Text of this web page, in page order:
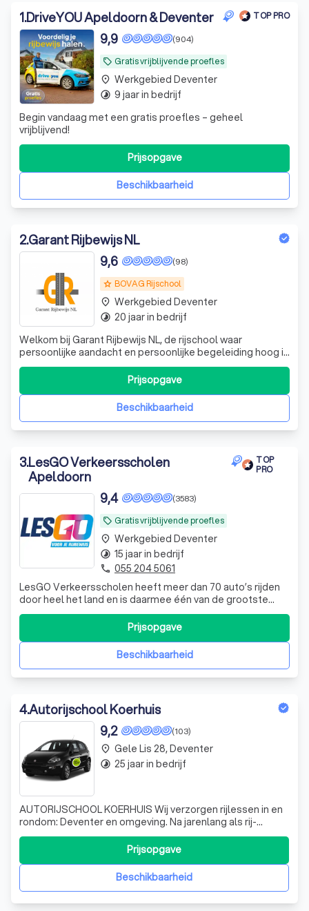
1.DriveYOU Apeldoorn & Deventer TOP PRO
local_offer Gratis vrijblijvende proefles
(904)
9,9
Begin vandaag met een gratis proefles – geheel
vrijblijvend!
Beschikbaarheid
Prijsopgave
place Werkgebied Deventer
timelapse 9 jaar in bedrijf
2.Garant Rijbewijs NL
grade BOVAG Rijschool
(98)
9,6
Welkom bij Garant Rijbewijs NL, de rijschool waar
persoonlijke aandacht en persoonlijke begeleiding hoog in
het vaandel staan! Waarschijnlijk wil je over een tijdje gaan
genieten van de vele mogelijkheden die het rijbewijs je te
bieden heeft. Wij verzorgen sinds 2005 de rijlessen voor
de categorie
Beschikbaarheid
Prijsopgave
place Werkgebied Deventer
timelapse 20 jaar in bedrijf
3.LesGO Verkeersscholen
Apeldoorn
TOP
PRO
local_offer Gratis vrijblijvende proefles
(3583)
9,4
LesGO Verkeersscholen heeft meer dan 70 auto’s rijden
door heel het land en is daarmee één van de grootste
rijscholen van Nederland. Het is daarom niet voor niets dat
LesGO Verkeerscholen duizenden mensen opleidt voor
hun rijbewijs! Wij onderscheiden ons door: - een
gegarandeerde hoge kwaliteit le
Beschikbaarheid
Prijsopgave
place Werkgebied Deventer
timelapse 15 jaar in bedrijf
phone 055 204 5061
4.Autorijschool Koerhuis
(103)
9,2
AUTORIJSCHOOL KOERHUIS Wij verzorgen rijlessen in en
rondom: Deventer en omgeving. Na jarenlang als rij-
instructeur in loondienst te hebben gewerkt, heb ik ervoor
gekozen mijn ambitie te volgen: een eigen autorijschool..
Mensenkennis is heel belangrijk voor het bepalen van het
aantal rijlessen die
Beschikbaarheid
Prijsopgave
place Gele Lis 28, Deventer
timelapse 25 jaar in bedrijf